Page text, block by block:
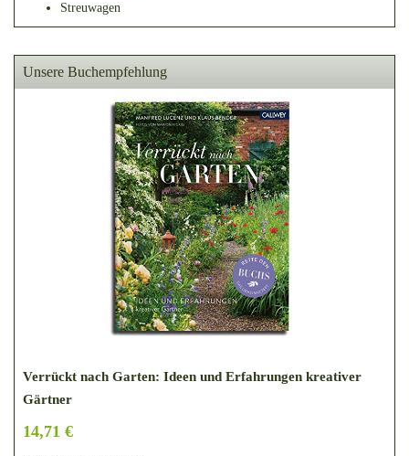
Streuwagen
Unsere Buchempfehlung
Verrückt nach Garten: Ideen und Erfahrungen kreativer
Gärtner
14,71 €